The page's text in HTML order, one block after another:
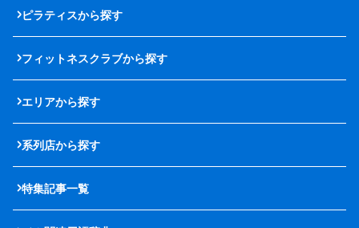
ピラティスから探す
フィットネスクラブから探す
エリアから探す
系列店から探す
特集記事一覧